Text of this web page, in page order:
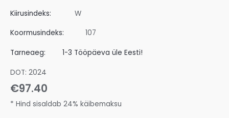
Kiirusindeks: W
Koormusindeks: 107
Tarneaeg: 1-3 Tööpäeva üle Eesti!
DOT: 2024
€97.40
* Hind sisaldab 24% käibemaksu